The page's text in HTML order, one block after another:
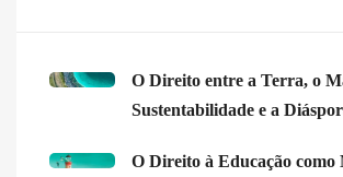
O Direito entre a Terra, o
Sustentabilidade e a
O Direito à Educação como